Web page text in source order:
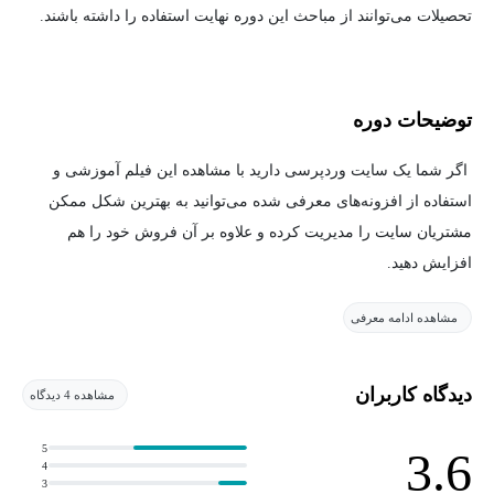
تحصیلات می‌توانند از مباحث این دوره نهایت استفاده را داشته باشند.
توضیحات دوره
اگر شما یک سایت وردپرسی دارید با مشاهده این فیلم آموزشی و
استفاده از افزونه‌های معرفی شده می‌توانید به بهترین شکل ممکن
مشتریان سایت را مدیریت کرده و علاوه بر آن فروش خود را هم
افزایش دهید.
پاسخ تمام سؤالات زیر را با معرفی افزونه‌های حرفه‌ای
آیا می‌توانیم سایت را به تلفن، پیامک، ایمیل متصل کنیم؟
آیا می‌توانیم به مشتریان عمده قیمت متفاوتی نمایش دهیم؟
آیا می‌توانیم بر اساس رفتار خرید مشتری به او تخفیف یا پیشنهادات
مشاهده ادامه معرفی
دیدگاه کاربران مشاهده 4 دیدگاه
3.6
3
4
5